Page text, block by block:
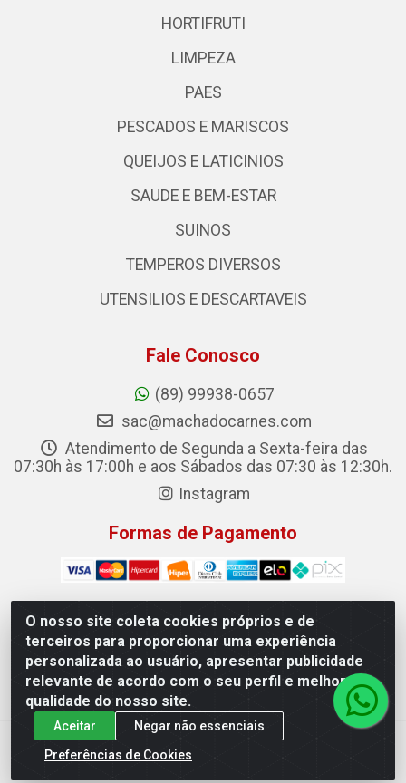
O nosso site coleta cookies próprios e de
terceiros para proporcionar uma experiência
personalizada ao usuário, apresentar publicidade
relevante de acordo com o seu perfil e melhorar a
qualidade do nosso site.
Aceitar
Negar não essenciais
Preferências de Cookies
HORTIFRUTI
LIMPEZA
PAES
PESCADOS E MARISCOS
QUEIJOS E LATICINIOS
SAUDE E BEM-ESTAR
SUINOS
TEMPEROS DIVERSOS
UTENSILIOS E DESCARTAVEIS
Fale Conosco
(89) 99938-0657
sac@machadocarnes.com
Atendimento de Segunda a Sexta-feira das
07:30h às 17:00h e aos Sábados das 07:30 às 12:30h.
Instagram
Formas de Pagamento
Machado Carnes Distribuidora de Alimentos LTDA -
Logradouro: Avenida Candido Aleixo, 148 - Centro - Oeiras/PI
- CEP 64.500-000 - 31.391.008/0001-50